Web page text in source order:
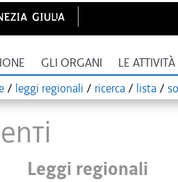
GLI ORGANI LE ATTIVITÀ
/ leggi regionali / ricerca / lista /
Leggi regionali